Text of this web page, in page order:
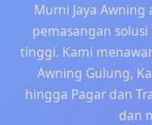
Murni Jaya
pemasangan
tinggi. Kami
Awning Gulung,
hingga Pagar dan
dan